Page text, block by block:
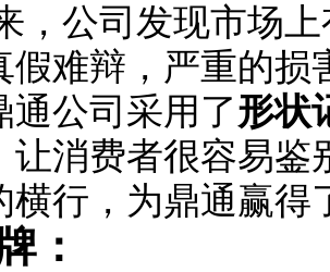
，公司发现市场
假难辩，严重的损
通公司采用了形状
让消费者很容易鉴
横行，为鼎通赢得
：